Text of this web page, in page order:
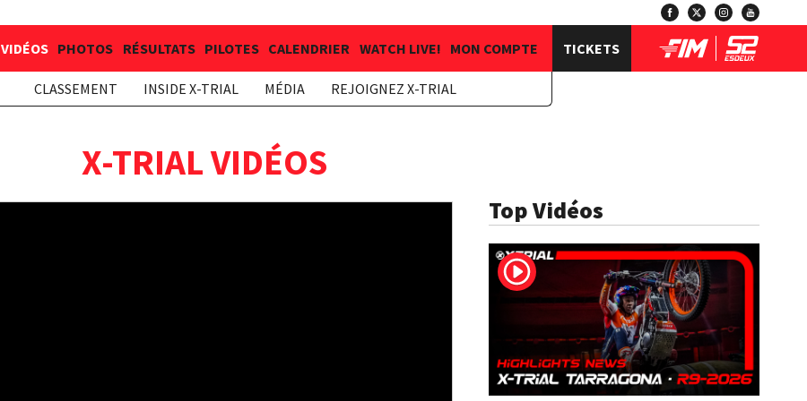
VIDÉOS PHOTOS RÉSULTATS PILOTES CALENDRIER WATCH LIVE! MON COMPTE
CLASSEMENT INSIDE X-TRIAL MÉDIA REJOIGNEZ X-TRIAL
TICKETS
X-TRIAL VIDÉOS
Top Vidéos